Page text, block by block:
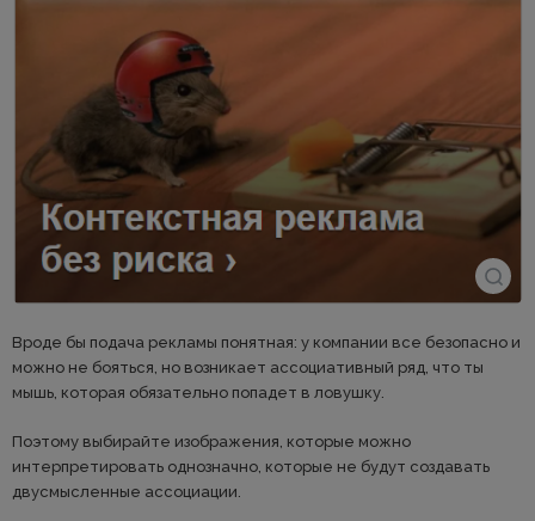
Вроде бы подача рекламы понятная: у компании все безопасно и
можно не бояться, но возникает ассоциативный ряд, что ты
мышь, которая обязательно попадет в ловушку.
Поэтому выбирайте изображения, которые можно
интерпретировать однозначно, которые не будут создавать
двусмысленные ассоциации.